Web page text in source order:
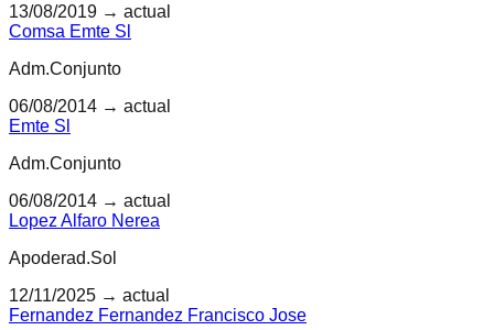
13/08/2019 → actual
Comsa Emte Sl
Adm.Conjunto
06/08/2014 → actual
Emte Sl
Adm.Conjunto
06/08/2014 → actual
Lopez Alfaro Nerea
Apoderad.Sol
12/11/2025 → actual
Fernandez Fernandez Francisco Jose